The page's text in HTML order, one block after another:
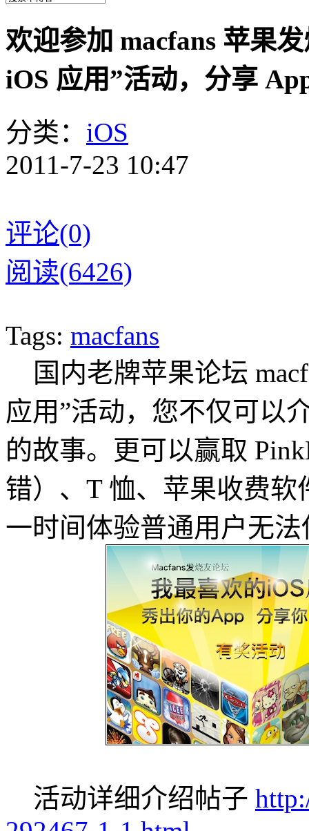
欢迎参加 macfans 苹果
iOS 应用”活动，分享
分类： iOS
2011-7-23 10:47
评论(0)
阅读(6426)
Tags: macfans
国内老牌苹果论坛
应用”活动，您不仅可以
的故事。更可以赢取
错）、T 恤、苹果收费
一时间体验普通用户无
活动详细介绍帖子